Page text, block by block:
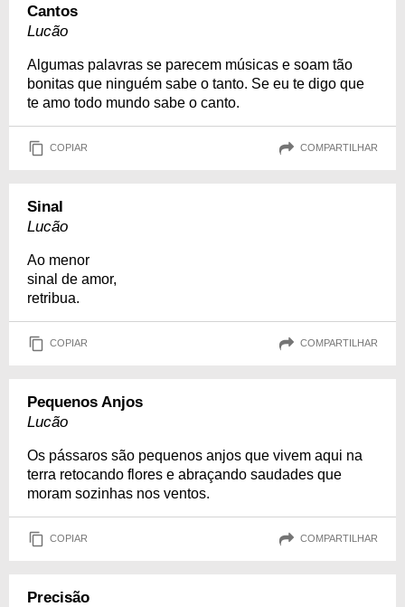
Cantos
Lucão
Algumas palavras se parecem músicas e soam tão
bonitas que ninguém sabe o tanto. Se eu te digo que
te amo todo mundo sabe o canto.
COPIAR COMPARTILHAR
Sinal
Lucão
Ao menor
sinal de amor,
retribua.
COPIAR COMPARTILHAR
Pequenos Anjos
Lucão
Os pássaros são pequenos anjos que vivem aqui na
terra retocando flores e abraçando saudades que
moram sozinhas nos ventos.
COPIAR COMPARTILHAR
Precisão